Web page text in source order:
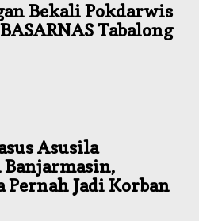
Bekali Pokdarwis
Tabalong
Asusila
Pernah Jadi Korban